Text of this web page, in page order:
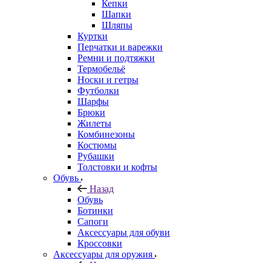
Кепки
Шапки
Шляпы
Куртки
Перчатки и варежки
Ремни и подтяжки
Термобельё
Носки и гетры
Футболки
Шарфы
Брюки
Жилеты
Комбинезоны
Костюмы
Рубашки
Толстовки и кофты
Обувь
Назад
Обувь
Ботинки
Сапоги
Аксессуары для обуви
Кроссовки
Аксессуары для оружия